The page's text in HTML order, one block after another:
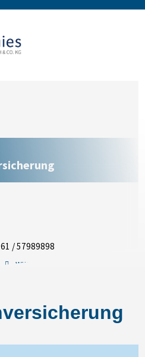
/ 57989898
www.vma-makler.de